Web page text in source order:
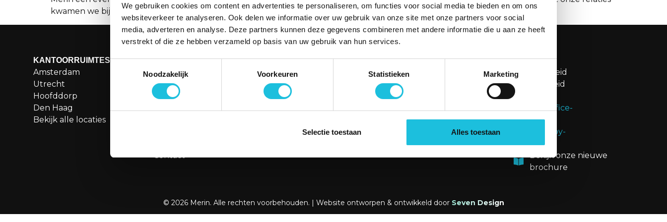
We gebruiken cookies om content en advertenties te personaliseren, om functies voor social media te bieden en om ons
websiteverkeer te analyseren. Ook delen we informatie over uw gebruik van onze site met onze partners voor social
media, adverteren en analyse. Deze partners kunnen deze gegevens combineren met andere informatie die u aan ze heeft
verstrekt of die ze hebben verzameld op basis van uw gebruik van hun services.
Noodzakelijk
Voorkeuren Statistieken Marketing
Selectie toestaan Alles toestaan
kwamen we bijeen op de sfeervolle locatie Het Rijk […]
KANTOORRUIMTES
Amsterdam
Utrecht
Hoofddorp
Den Haag
Bekijk alle locaties
MENU
Aanbod
Over Merin
Service
Contact
SERVICE
Telefonisch contact
Email
Storing melden
CONTACT
Zuiderhof II
Jachthavenweg 109H
1081 KM Amsterdam
088 7620276
OVERIG
Privacybeleid
Cookiebeleid
Disclaimer
Bekijk onze nieuwe
brochure
© 2026 Merin. Alle rechten voorbehouden. | Website ontworpen & ontwikkeld door Seven Design